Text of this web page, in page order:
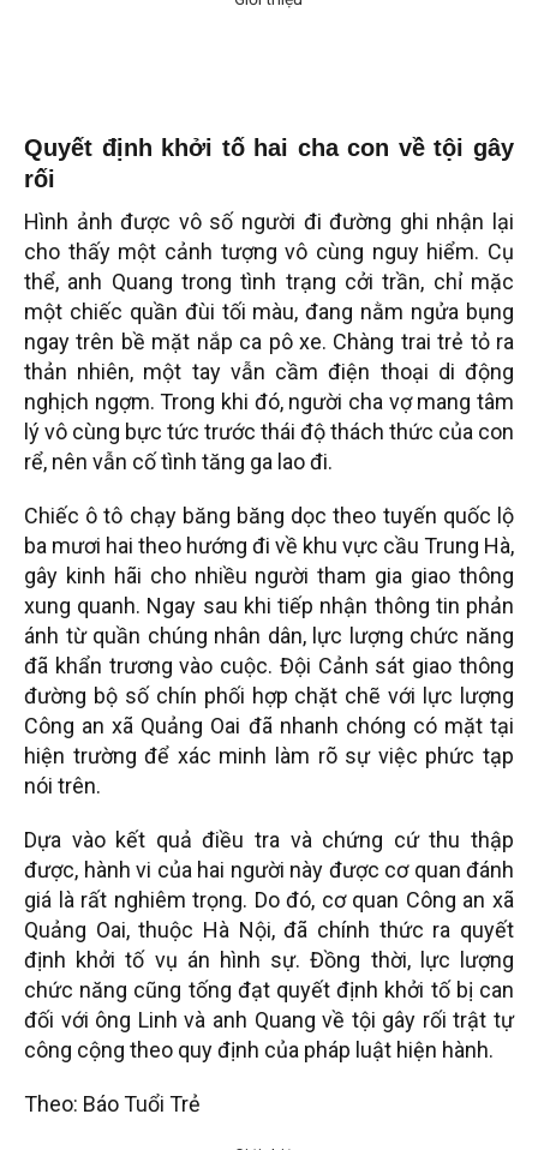
Quyết định khởi tố hai cha con về tội gây
rối
Hình ảnh được vô số người đi đường ghi nhận lại
cho thấy một cảnh tượng vô cùng nguy hiểm. Cụ
thể, anh Quang trong tình trạng cởi trần, chỉ mặc
một chiếc quần đùi tối màu, đang nằm ngửa bụng
ngay trên bề mặt nắp ca pô xe. Chàng trai trẻ tỏ ra
thản nhiên, một tay vẫn cầm điện thoại di động
nghịch ngợm. Trong khi đó, người cha vợ mang tâm
lý vô cùng bực tức trước thái độ thách thức của con
rể, nên vẫn cố tình tăng ga lao đi.
Chiếc ô tô chạy băng băng dọc theo tuyến quốc lộ
ba mươi hai theo hướng đi về khu vực cầu Trung Hà,
gây kinh hãi cho nhiều người tham gia giao thông
xung quanh. Ngay sau khi tiếp nhận thông tin phản
ánh từ quần chúng nhân dân, lực lượng chức năng
đã khẩn trương vào cuộc. Đội Cảnh sát giao thông
đường bộ số chín phối hợp chặt chẽ với lực lượng
Công an xã Quảng Oai đã nhanh chóng có mặt tại
hiện trường để xác minh làm rõ sự việc phức tạp
nói trên.
Dựa vào kết quả điều tra và chứng cứ thu thập
được, hành vi của hai người này được cơ quan đánh
giá là rất nghiêm trọng. Do đó, cơ quan Công an xã
Quảng Oai, thuộc Hà Nội, đã chính thức ra quyết
định khởi tố vụ án hình sự. Đồng thời, lực lượng
chức năng cũng tống đạt quyết định khởi tố bị can
đối với ông Linh và anh Quang về tội gây rối trật tự
công cộng theo quy định của pháp luật hiện hành.
Theo: Báo Tuổi Trẻ